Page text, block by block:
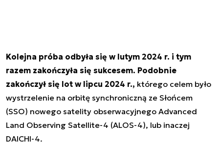
Kolejna próba odbyła się w lutym 2024 r. i tym
razem zakończyła się sukcesem. Podobnie
zakończył się lot w lipcu 2024 r., którego celem było
wystrzelenie na orbitę synchroniczną ze Słońcem
(SSO) nowego satelity obserwacyjnego Advanced
Land Observing Satellite-4 (ALOS-4), lub inaczej
DAICHI-4.